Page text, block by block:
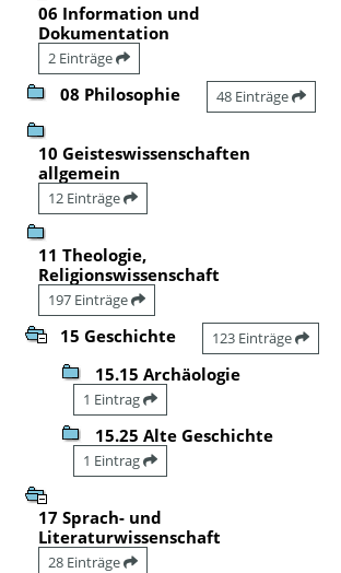
06 Information und
Dokumentation
2 Einträge
08 Philosophie 48 Einträge
10 Geisteswissenschaften
allgemein
12 Einträge
11 Theologie,
Religionswissenschaft
197 Einträge
15 Geschichte 123 Einträge
15.15 Archäologie
1 Eintrag
15.25 Alte Geschichte
1 Eintrag
17 Sprach- und
Literaturwissenschaft
28 Einträge